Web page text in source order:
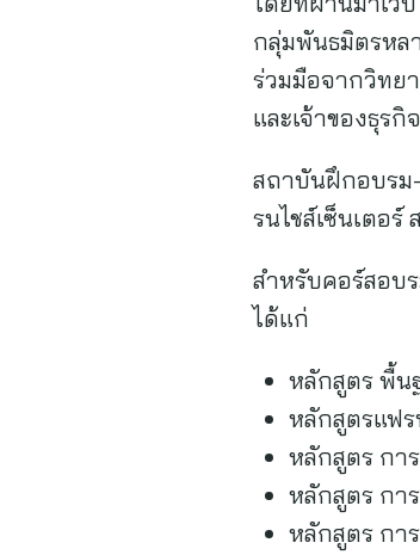
กลุ่มพันธมิตรหล
ร่วมมือจากวิทย
และเจ้าของธุรกิ
สถาบันฝึกอบรม
รนไชส์เซ็นเตอ
สำหรับคอร์สอบ
ได้แก่
หลักสูตร พื้น
หลักสูตรแฟ
หลักสูตร กา
หลักสูตร กา
หลักสูตร กา